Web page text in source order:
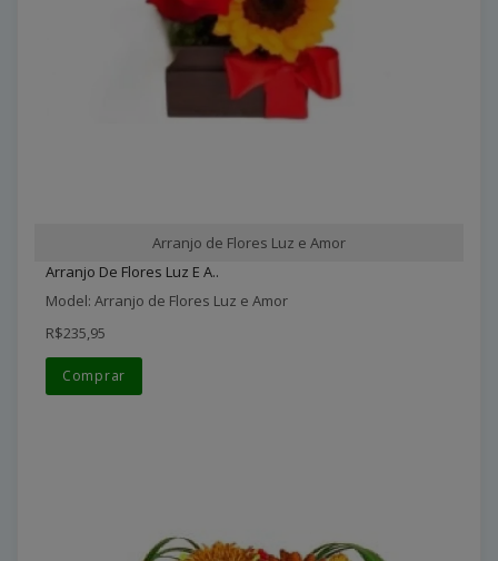
Arranjo de Flores Luz e Amor
Arranjo De Flores Luz E A..
Model: Arranjo de Flores Luz e Amor
R$235,95
Comprar